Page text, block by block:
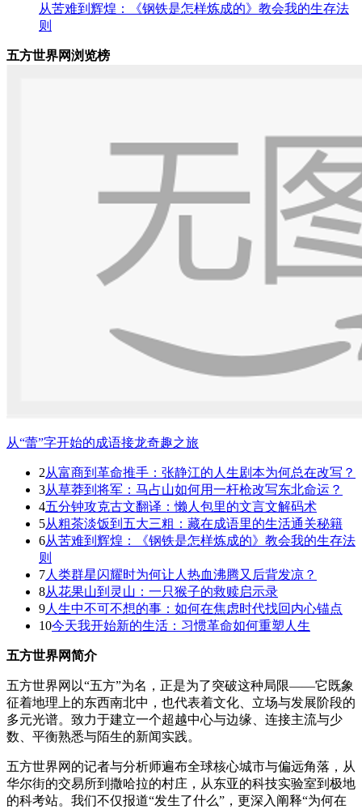
从苦难到辉煌：《钢铁是怎样炼成的》教会我的生存法
则
五方世界网浏览榜
从“蕾”字开始的成语接龙奇趣之旅
2从富商到革命推手：张静江的人生剧本为何总在改写？
3从草莽到将军：马占山如何用一杆枪改写东北命运？
4五分钟攻克古文翻译：懒人包里的文言文解码术
5从粗茶淡饭到五大三粗：藏在成语里的生活通关秘籍
6从苦难到辉煌：《钢铁是怎样炼成的》教会我的生存法
则
7人类群星闪耀时为何让人热血沸腾又后背发凉？
8从花果山到灵山：一只猴子的救赎启示录
9人生中不可不想的事：如何在焦虑时代找回内心锚点
10今天我开始新的生活：习惯革命如何重塑人生
五方世界网简介
五方世界网以“五方”为名，正是为了突破这种局限——它既象
征着地理上的东西南北中，也代表着文化、立场与发展阶段的
多元光谱。致力于建立一个超越中心与边缘、连接主流与少
数、平衡熟悉与陌生的新闻实践。
五方世界网的记者与分析师遍布全球核心城市与偏远角落，从
华尔街的交易所到撒哈拉的村庄，从东亚的科技实验室到极地
的科考站。我们不仅报道“发生了什么”，更深入阐释“为何在